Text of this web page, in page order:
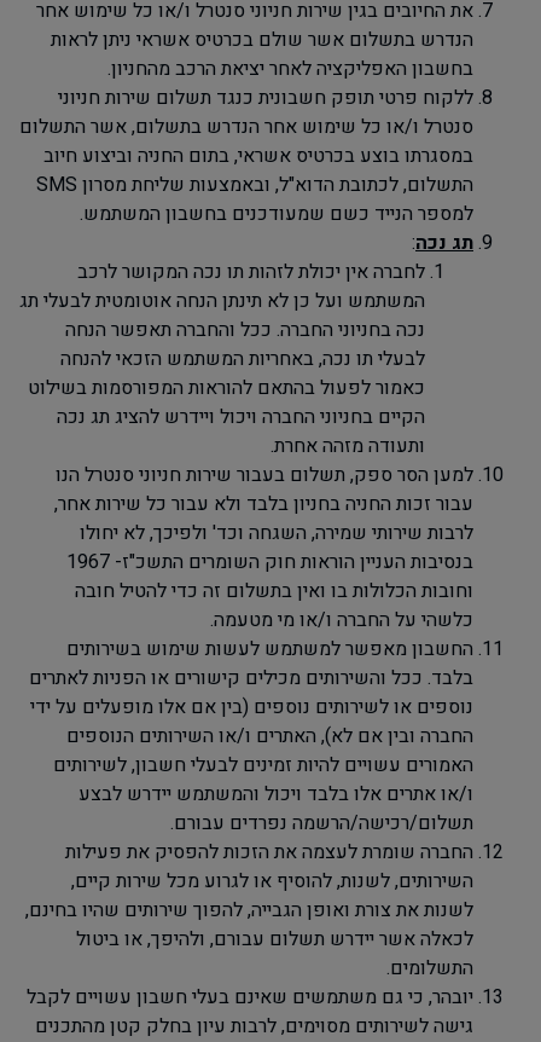
את החיובים בגין שירות חניוני סנטרל ו/או כל שימוש אחר
הנדרש בתשלום אשר שולם בכרטיס אשראי ניתן לראות
בחשבון האפליקציה לאחר יציאת הרכב מהחניון.
ללקוח פרטי תופק חשבונית כנגד תשלום שירות חניוני
סנטרל ו/או כל שימוש אחר הנדרש בתשלום, אשר התשלום
במסגרתו בוצע בכרטיס אשראי, בתום החניה וביצוע חיוב
התשלום, לכתובת הדוא"ל, ובאמצעות שליחת מסרון SMS
למספר הנייד כשם שמעודכנים בחשבון המשתמש.
תג נכה:
לחברה אין יכולת לזהות תו נכה המקושר לרכב
המשתמש ועל כן לא תינתן הנחה אוטומטית לבעלי תג
נכה בחניוני החברה. ככל והחברה תאפשר הנחה
לבעלי תו נכה, באחריות המשתמש הזכאי להנחה
כאמור לפעול בהתאם להוראות המפורסמות בשילוט
הקיים בחניוני החברה ויכול ויידרש להציג תג נכה
ותעודה מזהה אחרת.
למען הסר ספק, תשלום בעבור שירות חניוני סנטרל הנו
עבור זכות החניה בחניון בלבד ולא עבור כל שירות אחר,
לרבות שירותי שמירה, השגחה וכד' ולפיכך, לא יחולו
בנסיבות העניין הוראות חוק השומרים התשכ"ז- 1967
וחובות הכלולות בו ואין בתשלום זה כדי להטיל חובה
כלשהי על החברה ו/או מי מטעמה.
החשבון מאפשר למשתמש לעשות שימוש בשירותים
בלבד. ככל והשירותים מכילים קישורים או הפניות לאתרים
נוספים או לשירותים נוספים (בין אם אלו מופעלים על ידי
החברה ובין אם לא), האתרים ו/או השירותים הנוספים
האמורים עשויים להיות זמינים לבעלי חשבון, לשירותים
ו/או אתרים אלו בלבד ויכול והמשתמש יידרש לבצע
תשלום/רכישה/הרשמה נפרדים עבורם.
החברה שומרת לעצמה את הזכות להפסיק את פעילות
השירותים, לשנות, להוסיף או לגרוע מכל שירות קיים,
לשנות את צורת ואופן הגבייה, להפוך שירותים שהיו בחינם,
לכאלה אשר יידרש תשלום עבורם, ולהיפך, או ביטול
התשלומים.
יובהר, כי גם משתמשים שאינם בעלי חשבון עשויים לקבל
גישה לשירותים מסוימים, לרבות עיון בחלק קטן מהתכנים